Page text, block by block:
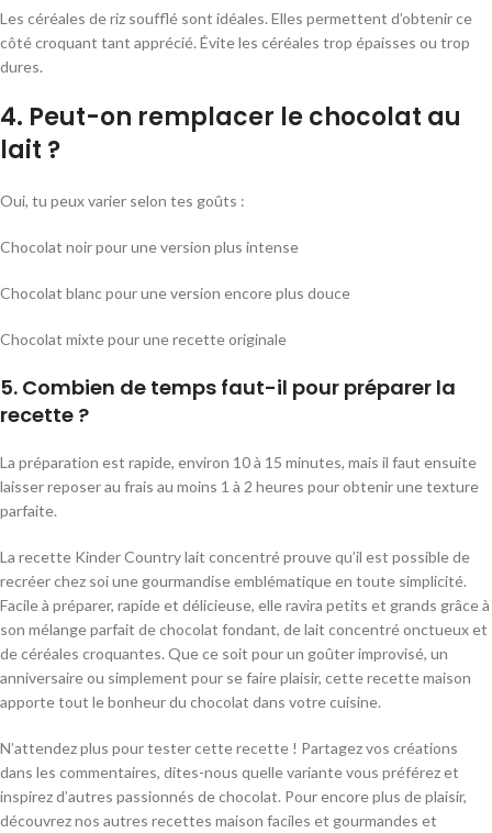
Les céréales de riz soufflé sont idéales. Elles permettent d’obtenir ce
côté croquant tant apprécié. Évite les céréales trop épaisses ou trop
dures.
4. Peut-on remplacer le chocolat au
lait ?
Oui, tu peux varier selon tes goûts :
Chocolat noir pour une version plus intense
Chocolat blanc pour une version encore plus douce
Chocolat mixte pour une recette originale
5. Combien de temps faut-il pour préparer la
recette ?
La préparation est rapide, environ 10 à 15 minutes, mais il faut ensuite
laisser reposer au frais au moins 1 à 2 heures pour obtenir une texture
parfaite.
La recette Kinder Country lait concentré prouve qu’il est possible de
recréer chez soi une gourmandise emblématique en toute simplicité.
Facile à préparer, rapide et délicieuse, elle ravira petits et grands grâce à
son mélange parfait de chocolat fondant, de lait concentré onctueux et
de céréales croquantes. Que ce soit pour un goûter improvisé, un
anniversaire ou simplement pour se faire plaisir, cette recette maison
apporte tout le bonheur du chocolat dans votre cuisine.
N’attendez plus pour tester cette recette ! Partagez vos créations
dans les commentaires, dites-nous quelle variante vous préférez et
inspirez d’autres passionnés de chocolat. Pour encore plus de plaisir,
découvrez nos autres recettes maison faciles et gourmandes et